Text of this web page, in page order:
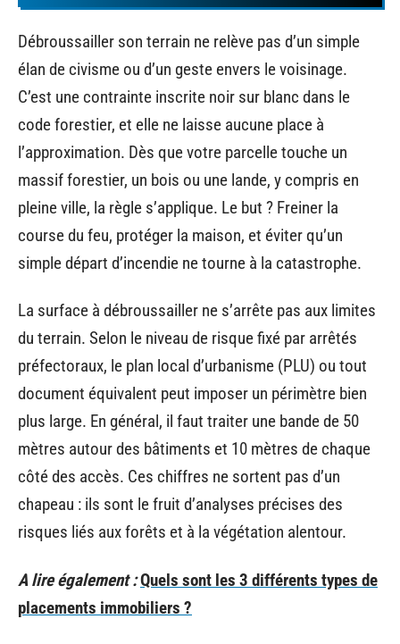
Débroussailler son terrain ne relève pas d’un simple
élan de civisme ou d’un geste envers le voisinage.
C’est une contrainte inscrite noir sur blanc dans le
code forestier, et elle ne laisse aucune place à
l’approximation. Dès que votre parcelle touche un
massif forestier, un bois ou une lande, y compris en
pleine ville, la règle s’applique. Le but ? Freiner la
course du feu, protéger la maison, et éviter qu’un
simple départ d’incendie ne tourne à la catastrophe.
La surface à débroussailler ne s’arrête pas aux limites
du terrain. Selon le niveau de risque fixé par arrêtés
préfectoraux, le plan local d’urbanisme (PLU) ou tout
document équivalent peut imposer un périmètre bien
plus large. En général, il faut traiter une bande de 50
mètres autour des bâtiments et 10 mètres de chaque
côté des accès. Ces chiffres ne sortent pas d’un
chapeau : ils sont le fruit d’analyses précises des
risques liés aux forêts et à la végétation alentour.
A lire également :Quels sont les 3 différents types de
placements immobiliers ?